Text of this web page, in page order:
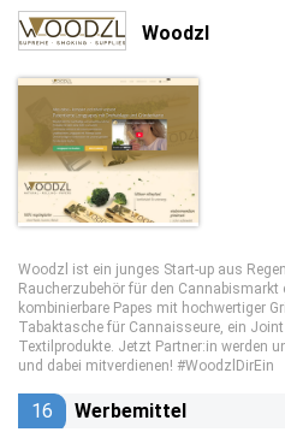
Woodzl
Woodzl ist ein junges Start-up aus
Raucherzubehör für den
kombinierbare Papes mit hochwertiger
Tabaktasche für Cannaisseure, ein
Textilprodukte. Jetzt Partner:in werden
und dabei mitverdienen! #WoodzlDirEin
16 Werbemittel